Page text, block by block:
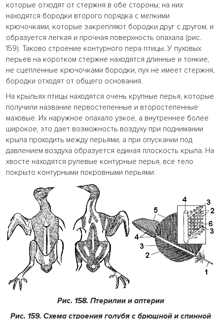
которые отходят от стержня в обе стороны; на них
находятся бородки второго порядка с мелкими
крючочками, которые закрепляют бородки друг с другом, и
образуется легкая и прочная поверхность опахала (рис.
159). Таково строение контурного пера птицы. У пуховых
перьев на коротком стержне находятся длинные и тонкие,
не сцепленные крючочками бородки, пух не имеет стержня,
бородки отходят от общего основания.
На крыльях птицы находятся очень крупные перья, которые
получили название первостепенные и второстепенные
маховые. Их наружное опахало узкое, а внутреннее более
широкое, это дает возможность воздуху при поднимании
крыла проходить между перьями, а при опускании под
давлением воздуха образуется единая плоскость крыла. На
хвосте находятся рулевые контурные перья, все тело
покрыто контурными покровными перьями.
Рис. 158. Птерилии и аптерии
Рис. 159. Схема строения голубя с брюшной и спинной